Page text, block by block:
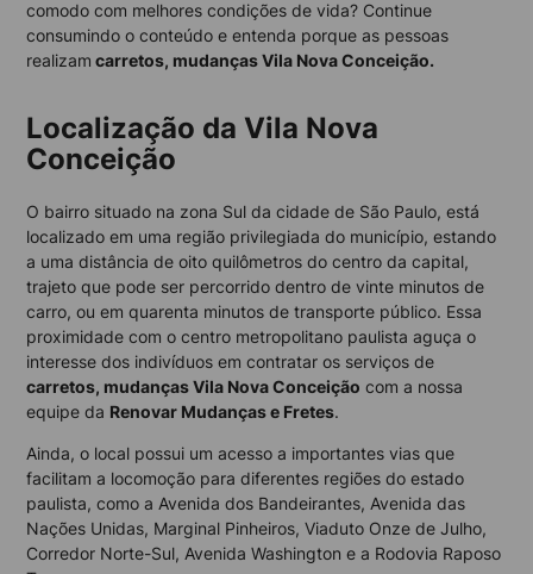
comodo com melhores condições de vida? Continue
consumindo o conteúdo e entenda porque as pessoas
realizam carretos, mudanças Vila Nova Conceição.
Localização da Vila Nova
Conceição
O bairro situado na zona Sul da cidade de São Paulo, está
localizado em uma região privilegiada do município, estando
a uma distância de oito quilômetros do centro da capital,
trajeto que pode ser percorrido dentro de vinte minutos de
carro, ou em quarenta minutos de transporte público. Essa
proximidade com o centro metropolitano paulista aguça o
interesse dos indivíduos em contratar os serviços de
carretos, mudanças Vila Nova Conceição com a nossa
equipe da Renovar Mudanças e Fretes.
Ainda, o local possui um acesso a importantes vias que
facilitam a locomoção para diferentes regiões do estado
paulista, como a Avenida dos Bandeirantes, Avenida das
Nações Unidas, Marginal Pinheiros, Viaduto Onze de Julho,
Corredor Norte-Sul, Avenida Washington e a Rodovia Raposo